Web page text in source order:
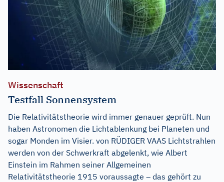
Wissenschaft
Testfall Sonnensystem
Die Relativitätstheorie wird immer genauer geprüft. Nun
haben Astronomen die Lichtablenkung bei Planeten und
sogar Monden im Visier. von RÜDIGER VAAS Lichtstrahlen
werden von der Schwerkraft abgelenkt, wie Albert
Einstein im Rahmen seiner Allgemeinen
Relativitätstheorie 1915 voraussagte – das gehört zu